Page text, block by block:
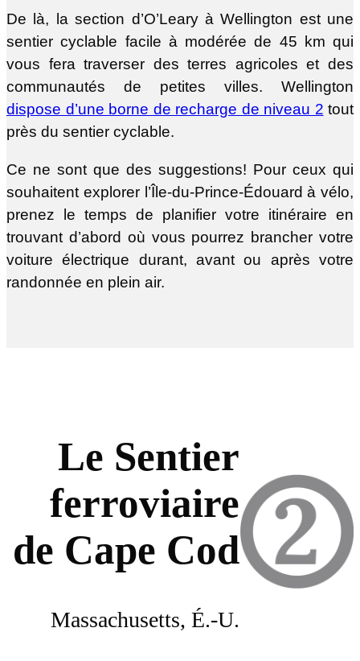
De là, la section d’O’Leary à Wellington est une
sentier cyclable facile à modérée de 45 km qui
vous fera traverser des terres agricoles et des
communautés de petites villes. Wellington
dispose d’une borne de recharge de niveau 2 tout
près du sentier cyclable.
Ce ne sont que des suggestions! Pour ceux qui
souhaitent explorer l’Île-du-Prince-Édouard à vélo,
prenez le temps de planifier votre itinéraire en
trouvant d’abord où vous pourrez brancher votre
voiture électrique durant, avant ou après votre
randonnée en plein air.
Le Sentier
ferroviaire
de Cape Cod
Massachusetts, É.-U.